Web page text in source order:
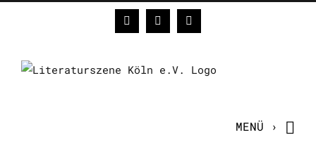
FacebookInstagram
E-
Mail